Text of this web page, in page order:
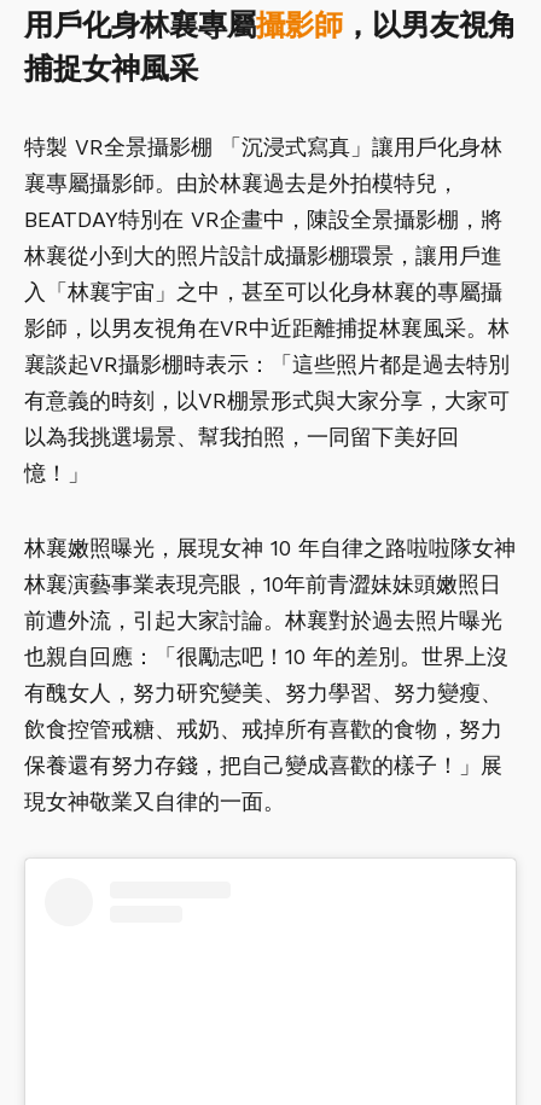
用戶化身林襄專屬攝影師 ，以男友視角
捕捉女神風采
特製 VR全景攝影棚 「沉浸式寫真」讓用戶化身林
襄專屬攝影師。由於林襄過去是外拍模特兒，
BEATDAY特別在 VR企畫中，陳設全景攝影棚，將
林襄從小到大的照片設計成攝影棚環景，讓用戶進
入「林襄宇宙」之中，甚至可以化身林襄的專屬攝
影師，以男友視角在VR中近距離捕捉林襄風采。林
襄談起VR攝影棚時表示：「這些照片都是過去特別
有意義的時刻，以VR棚景形式與大家分享，大家可
以為我挑選場景、幫我拍照，一同留下美好回
憶！」
林襄嫩照曝光，展現女神 10 年自律之路啦啦隊女神
林襄演藝事業表現亮眼，10年前青澀妹妹頭嫩照日
前遭外流，引起大家討論。林襄對於過去照片曝光
也親自回應：「很勵志吧！10 年的差別。世界上沒
有醜女人，努力研究變美、努力學習、努力變瘦、
飲食控管戒糖、戒奶、戒掉所有喜歡的食物，努力
保養還有努力存錢，把自己變成喜歡的樣子！」展
現女神敬業又自律的一面。